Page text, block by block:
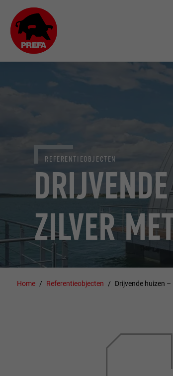
ZILVER
REFERENTIEOBJECTEN
Home Referentieobjecten Drijvende huizen –